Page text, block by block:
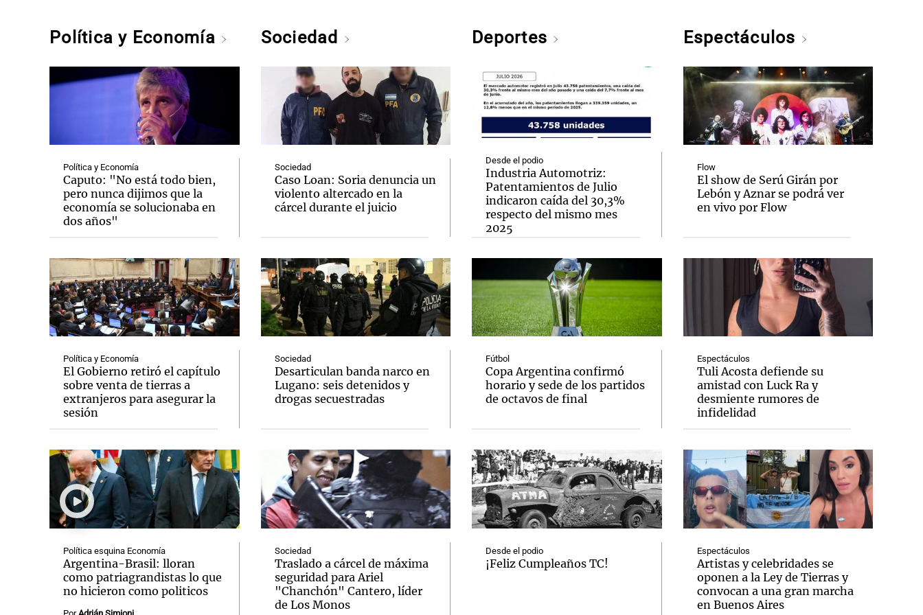
Política y Economía
Política y Economía
Caputo: "No está todo bien,
pero nunca dijimos que la
economía se solucionaba en
dos años"
Política y Economía
El Gobierno retiró el capítulo
sobre venta de tierras a
extranjeros para asegurar la
sesión
Política esquina Economía
Argentina-Brasil: lloran
como patriagrandistas lo que
no hicieron como politicos
Sociedad
Sociedad
Caso Loan: Soria denuncia un
violento altercado en la
cárcel durante el juicio
Sociedad
Desarticulan banda narco en
Lugano: seis detenidos y
drogas secuestradas
Sociedad
Traslado a cárcel de máxima
seguridad para Ariel
"Chanchón" Cantero, líder
de Los Monos
Deportes
Desde el podio
Industria Automotriz:
Patentamientos de Julio
indicaron caída del 30,3%
respecto del mismo mes
2025
Fútbol
Copa Argentina confirmó
horario y sede de los partidos
de octavos de final
Desde el podio
¡Feliz Cumpleaños TC!
Espectáculos
Flow
El show de Serú Girán por
Lebón y Aznar se podrá ver
en vivo por Flow
Espectáculos
Tuli Acosta defiende su
amistad con Luck Ra y
desmiente rumores de
infidelidad
Espectáculos
Artistas y celebridades se
oponen a la Ley de Tierras y
convocan a una gran marcha
en Buenos Aires
Notas Notas
El huracán de Arequito Cadena 3 en Groenlandia
Notas